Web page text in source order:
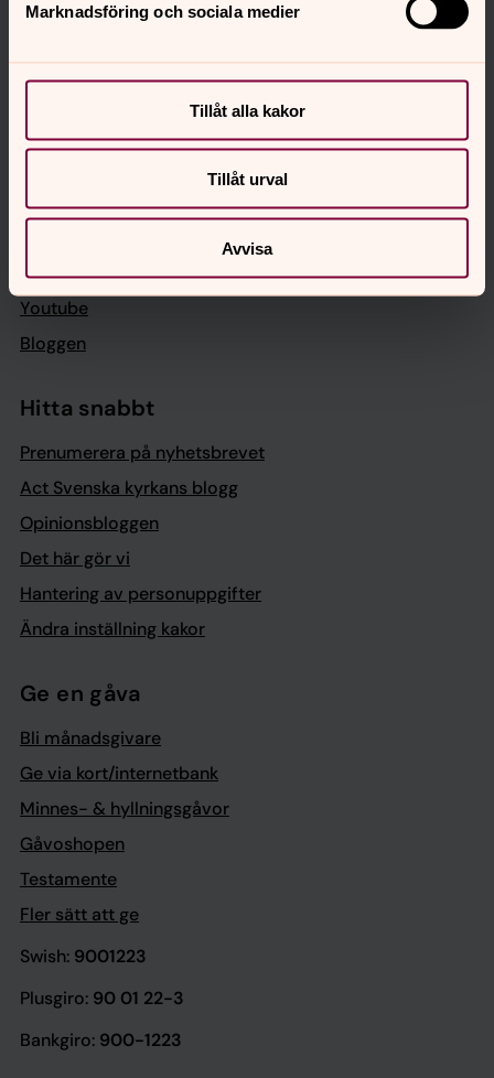
Marknadsföring och sociala medier
Tillåt alla kakor
Tillåt urval
Avvisa
Svar på vanliga frågor
Press
Org.nummer: 252002-6135
Följ oss
Facebook
Instagram
Youtube
Bloggen
Hitta snabbt
Prenumerera på nyhetsbrevet
Act Svenska kyrkans blogg
Opinionsbloggen
Det här gör vi
Hantering av personuppgifter
Ändra inställning kakor
Ge en gåva
Bli månadsgivare
Ge via kort/internetbank
Minnes- & hyllningsgåvor
Gåvoshopen
Testamente
Fler sätt att ge
Swish: 9001223
Plusgiro: 90 01 22-3
Bankgiro: 900-1223